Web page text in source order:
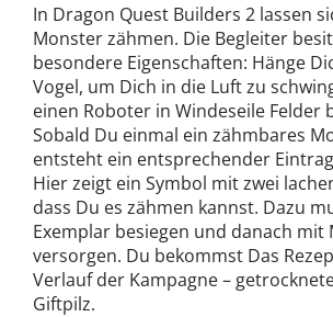
In Dragon Quest Builders 2 lassen
Monster zähmen. Die Begleiter
besondere Eigenschaften: Hänge
Vogel, um Dich in die Luft zu
einen Roboter in Windeseile Felder
Sobald Du einmal ein zähmbares
entsteht ein entsprechender
Hier zeigt ein Symbol mit zwei
dass Du es zähmen kannst. Dazu
Exemplar besiegen und danach
versorgen. Du bekommst Das
Verlauf der Kampagne –
Giftpilz.